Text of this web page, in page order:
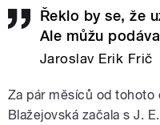
Řeklo by se, že
Ale můžu
Jaroslav Erik Frič
Za pár měsíců od tohoto
Blažejovská začala s J.